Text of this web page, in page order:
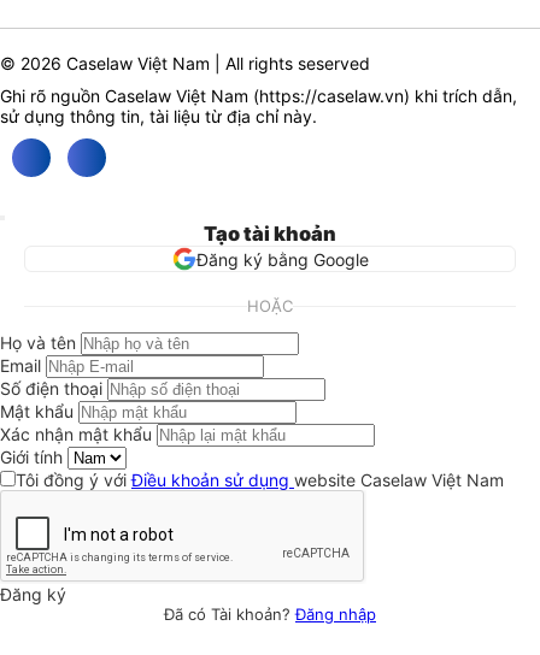
© 2026 Caselaw Việt Nam | All rights seserved
Ghi rõ nguồn Caselaw Việt Nam (https://caselaw.vn) khi trích dẫn,
sử dụng thông tin, tài liệu từ địa chỉ này.
Tạo tài khoản
Đăng ký bằng Google
HOẶC
Họ và tên
Email
Số điện thoại
Mật khẩu
Xác nhận mật khẩu
Giới tính
Tôi đồng ý vớiĐiều khoản sử dụng website Caselaw Việt Nam
Đăng ký
Đã có Tài khoản?Đăng nhập